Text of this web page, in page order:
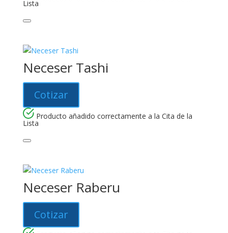
Lista
Neceser Tashi
Cotizar
Producto añadido correctamente a la Cita de la
Lista
Neceser Raberu
Cotizar